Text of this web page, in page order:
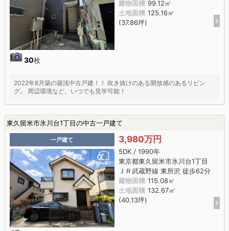
30枚
建物面積 99.12㎡
土地面積 125.16㎡
(37.86坪)
2022年8月築の築浅中古戸建！！ 吹き抜けのある開放感のあるリビン
グ。 周辺環境など、いつでも見学可能！
東久留米市氷川台1丁目の中古一戸建て
一戸建て 3,980万円
5DK / 1990年
東京都東久留米市氷川台1丁目
ＪＲ武蔵野線 東所沢 徒歩62分
建物面積 115.08㎡
土地面積 132.67㎡
(40.13坪)